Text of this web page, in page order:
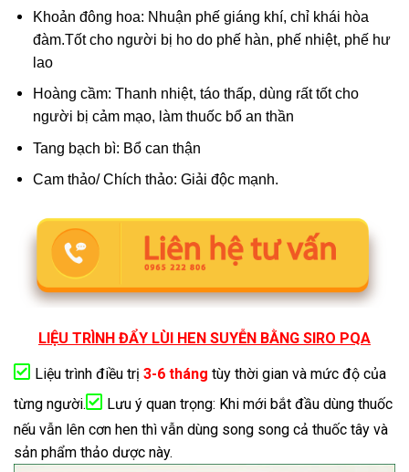
Khoản đông hoa: Nhuận phế giáng khí, chỉ khái hòa
đàm.Tốt cho người bị ho do phế hàn, phế nhiệt, phế hư
lao
Hoàng cầm: Thanh nhiệt, táo thấp, dùng rất tốt cho
người bị cảm mạo, làm thuốc bổ an thần
Tang bạch bì: Bổ can thận
Cam thảo/ Chích thảo: Giải độc mạnh.
LIỆU TRÌNH ĐẨY LÙI HEN SUYỄN BẰNG SIRO PQA
Liệu trình điều trị 3-6 tháng tùy thời gian và mức độ của
từng người.
Lưu ý quan trọng: Khi mới bắt đầu dùng thuốc
nếu vẫn lên cơn hen thì vẫn dùng song song cả thuốc tây và
sản phẩm thảo dược này.